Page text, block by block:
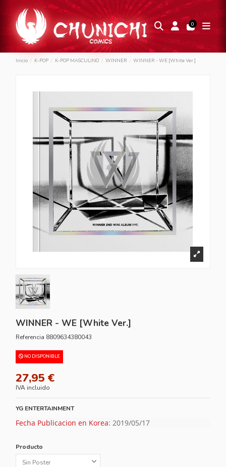
0
Inicio K-POP K-POP MASCULINO WINNER WINNER - WE [White Ver.]
WINNER - WE [White Ver.]
Referencia 8809634380043
NO DISPONIBLE
27,95 €
IVA incluido
YG ENTERTAINMENT
Fecha Publicacion en Korea: 2019/05/17
Producto